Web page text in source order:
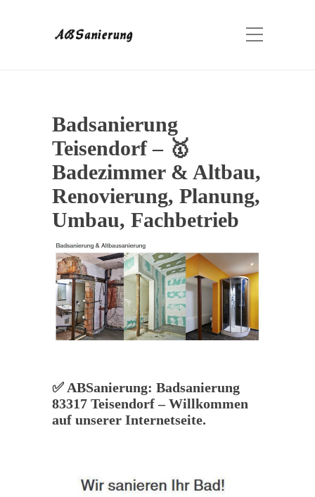
Badsanierung
Teisendorf – 🥇
Badezimmer & Altbau,
Renovierung, Planung,
Umbau, Fachbetrieb
✅ ABSanierung: Badsanierung
83317 Teisendorf – Willkommen
auf unserer Internetseite.